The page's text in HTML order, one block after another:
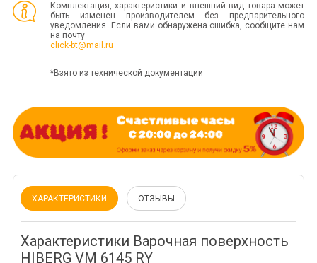
Комплектация, характеристики и внешний вид товара может
быть изменен производителем без предварительного
уведомления. Если вами обнаружена ошибка, сообщите нам
на почту
click-bt@mail.ru
*Взято из технической документации
ХАРАКТЕРИСТИКИ ОТЗЫВЫ
Характеристики Варочная поверхность
HIBERG VM 6145 RY